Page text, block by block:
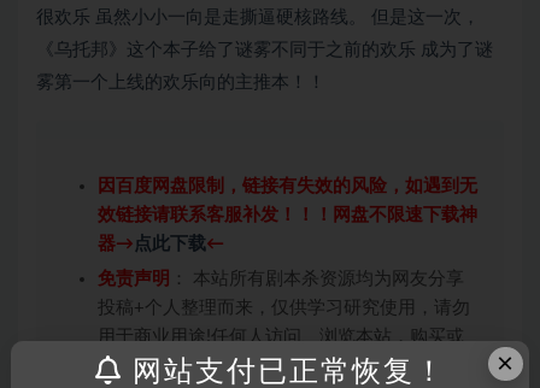
很欢乐 虽然小小一向是走撕逼硬核路线。 但是这一次，
《乌托邦》这个本子给了谜雾不同于之前的欢乐 成为了谜
雾第一个上线的欢乐向的主推本！！
因百度网盘限制，链接有失效的风险，如遇到无
效链接请联系客服补发！！！网盘不限速下载神
器→ 点此下载←
免责声明 ： 本站所有剧本杀资源均为网友分享
投稿+个人整理而来，仅供学习研究使用，请勿
用于商业用途!任何人访问、浏览本站，购买或
未购买，即代表已阅读本声明，理解并同意受本
×
网站支付已正常恢复！